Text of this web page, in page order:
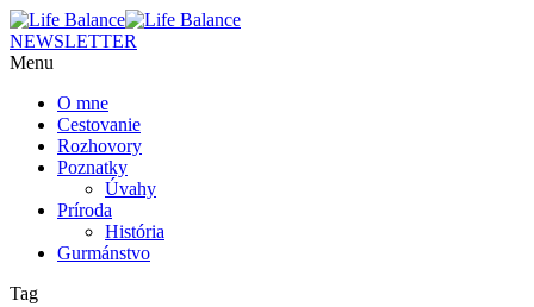
NEWSLETTER
Menu
O mne
Cestovanie
Rozhovory
Poznatky
Úvahy
Príroda
História
Gurmánstvo
Tag